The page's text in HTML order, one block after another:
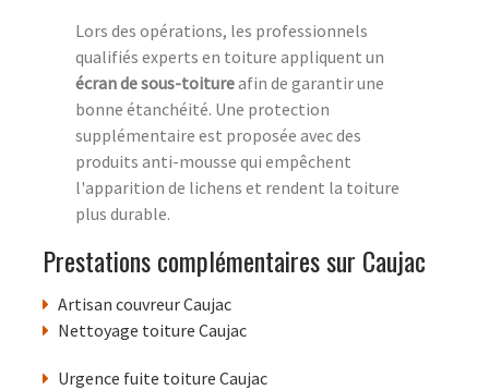
Lors des opérations, les professionnels
qualifiés experts en toiture appliquent un
écran de sous-toitureafin de garantir une
bonne étanchéité. Une protection
supplémentaire est proposée avec des
produits anti-mousse qui empêchent
l'apparition de lichens et rendent la toiture
plus durable.
Prestations complémentaires sur Caujac
Artisan couvreur Caujac
Nettoyage toiture Caujac
Urgence fuite toiture Caujac